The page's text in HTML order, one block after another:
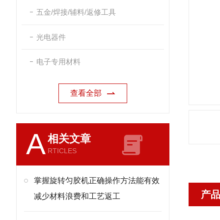
五金/焊接/辅料/返修工具
光电器件
电子专用材料
查看全部
A相关文章
RTICLES
掌握旋转匀胶机正确操作方法能有效
减少材料浪费和工艺返工
产